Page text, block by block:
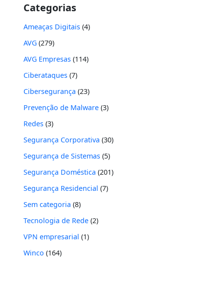
Categorias
Ameaças Digitais (4)
AVG (279)
AVG Empresas (114)
Ciberataques (7)
Cibersegurança (23)
Prevenção de Malware (3)
Redes (3)
Segurança Corporativa (30)
Segurança de Sistemas (5)
Segurança Doméstica (201)
Segurança Residencial (7)
Sem categoria (8)
Tecnologia de Rede (2)
VPN empresarial (1)
Winco (164)